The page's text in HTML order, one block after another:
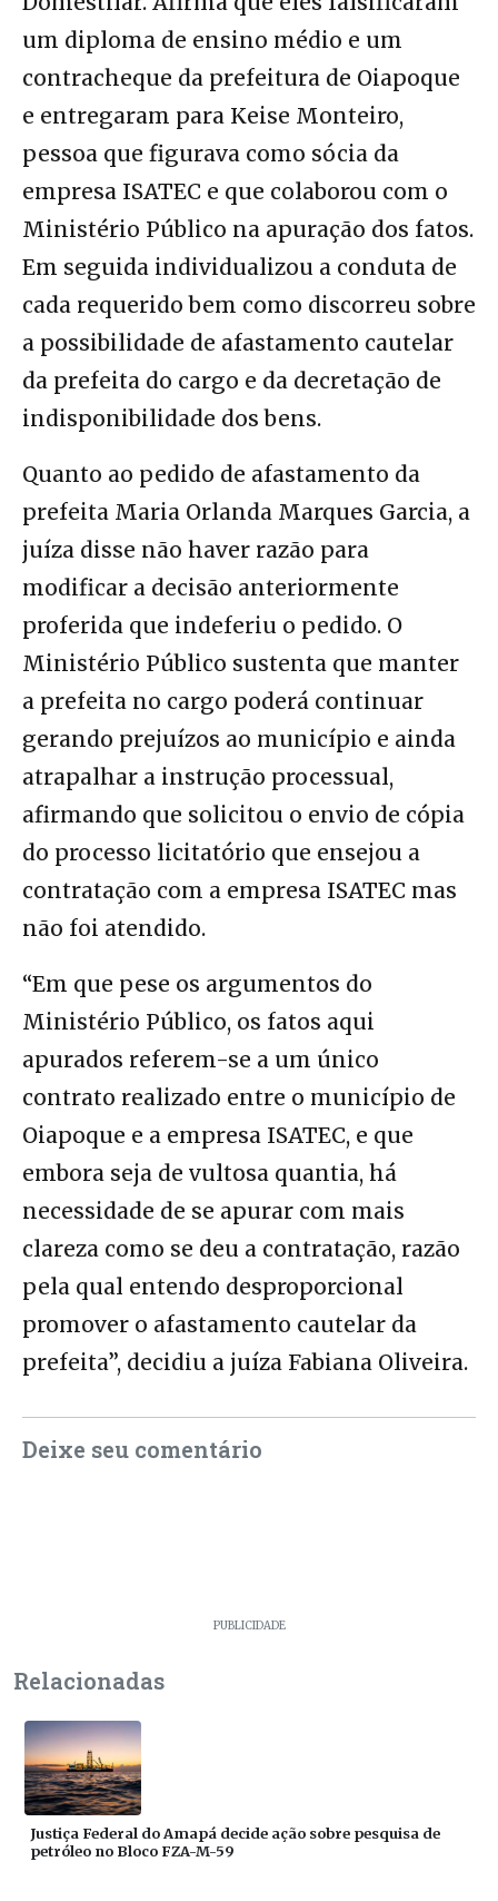
um diploma de ensino médio e um
contracheque da prefeitura de Oiapoque
e entregaram para Keise Monteiro,
pessoa que figurava como sócia da
empresa ISATEC e que colaborou com o
Ministério Público na apuração dos fatos.
Em seguida individualizou a conduta de
cada requerido bem como discorreu sobre
a possibilidade de afastamento cautelar
da prefeita do cargo e da decretação de
indisponibilidade dos bens.
Quanto ao pedido de afastamento da
prefeita Maria Orlanda Marques Garcia, a
juíza disse não haver razão para
modificar a decisão anteriormente
proferida que indeferiu o pedido. O
Ministério Público sustenta que manter
a prefeita no cargo poderá continuar
gerando prejuízos ao município e ainda
atrapalhar a instrução processual,
afirmando que solicitou o envio de cópia
do processo licitatório que ensejou a
contratação com a empresa ISATEC mas
não foi atendido.
“Em que pese os argumentos do
Ministério Público, os fatos aqui
apurados referem-se a um único
contrato realizado entre o município de
Oiapoque e a empresa ISATEC, e que
embora seja de vultosa quantia, há
necessidade de se apurar com mais
clareza como se deu a contratação, razão
pela qual entendo desproporcional
promover o afastamento cautelar da
prefeita”, decidiu a juíza Fabiana Oliveira.
Deixe seu comentário
PUBLICIDADE
Relacionadas
Justiça Federal do Amapá decide ação sobre pesquisa de
petróleo no Bloco FZA-M-59